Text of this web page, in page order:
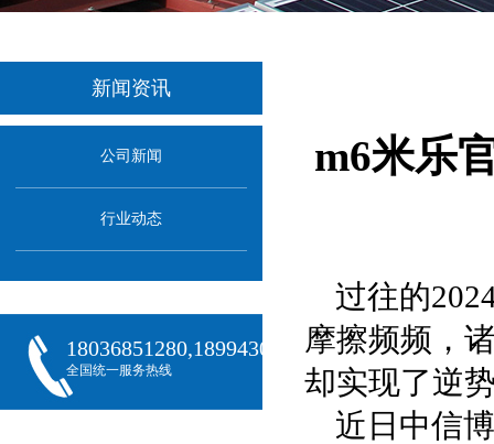
新闻资讯
公司新闻
行业动态
18036851280,18994301288,18068407382
全国统一服务热线
m6米乐
过往的
摩擦频频，
却实现了逆
近日中信